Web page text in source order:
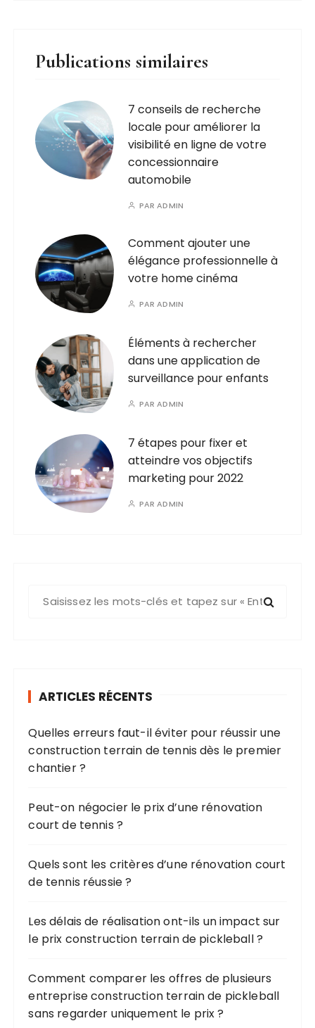
Publications similaires
7 conseils de recherche
locale pour améliorer la
visibilité en ligne de votre
concessionnaire
automobile
PARADMIN
Comment ajouter une
élégance professionnelle à
votre home cinéma
PARADMIN
Éléments à rechercher
dans une application de
surveillance pour enfants
PARADMIN
7 étapes pour fixer et
atteindre vos objectifs
marketing pour 2022
PARADMIN
e
p
o
r
ARTICLES RÉCENTS
Quelles erreurs faut-il éviter pour réussir une
construction terrain de tennis dès le premier
chantier ?
Peut-on négocier le prix d’une rénovation
court de tennis ?
Quels sont les critères d’une rénovation court
de tennis réussie ?
Les délais de réalisation ont-ils un impact sur
le prix construction terrain de pickleball ?
Comment comparer les offres de plusieurs
entreprise construction terrain de pickleball
sans regarder uniquement le prix ?